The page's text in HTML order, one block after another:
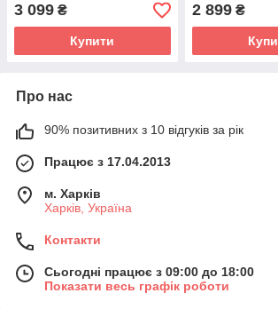
3 099 ₴
Купити
2 899₴
Про нас
90% позитивних з 10 відгуків за рік
Працює з 17.04.2013
м. Харків
Харків, Україна
Контакти
Сьогодні працює з 09:00 до 18:00
Показати весь графік роботи